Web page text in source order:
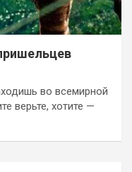
во всемирной
верьте, хотите —